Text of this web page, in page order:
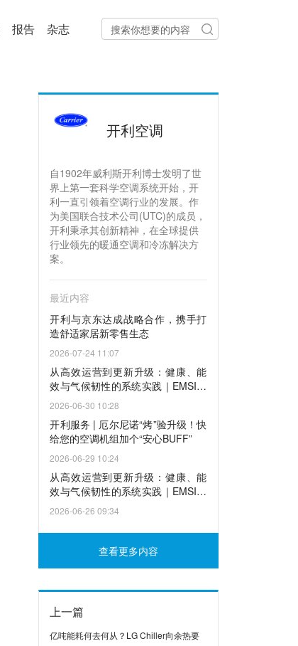
报告 杂志
开利空调
自1902年威利斯开利博士发明了世
界上第一套科学空调系统开始，开
利一直引领着空调行业的发展。作
为美国联合技术公司(UTC)的成员，
开利秉承其创新精神，在全球提供
行业领先的暖通空调和冷冻解决方
案。
最近内容
开利与京东达成战略合作，携手打
造舒适家居新零售生态
2026-07-24 11:07
从高效运营到更新升级：健康、能
效与气候韧性的系统实践｜EMSI与
中国天气联合举办全国节能宣传周
2026-06-30 10:28
开利服务 | 厄尔尼诺“烤”验升级！快
给您的空调机组加个“安心BUFF”
2026-06-29 10:24
从高效运营到更新升级：健康、能
效与气候韧性的系统实践｜EMSI与
中国天气联合举办全国节能宣传周
2026-06-26 09:34
查看更多内容
上一篇
亿吨能耗何去何从？LG Chiller向余热要